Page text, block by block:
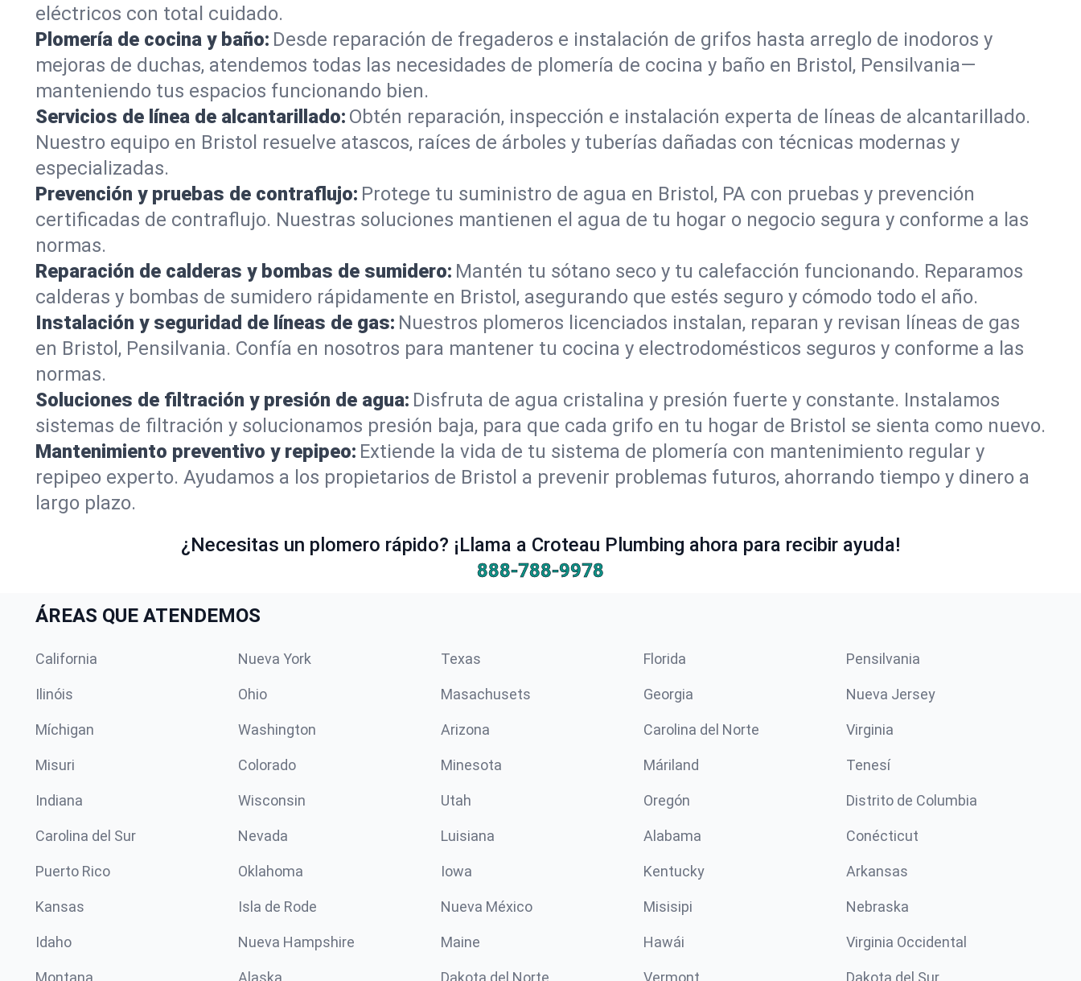
eléctricos con total cuidado.
Plomería de cocina y baño: Desde reparación de fregaderos e instalación de grifos hasta arreglo de inodoros y
mejoras de duchas, atendemos todas las necesidades de plomería de cocina y baño en Bristol, Pensilvania—
manteniendo tus espacios funcionando bien.
Servicios de línea de alcantarillado: Obtén reparación, inspección e instalación experta de líneas de alcantarillado.
Nuestro equipo en Bristol resuelve atascos, raíces de árboles y tuberías dañadas con técnicas modernas y
especializadas.
Prevención y pruebas de contraflujo: Protege tu suministro de agua en Bristol, PA con pruebas y prevención
certificadas de contraflujo. Nuestras soluciones mantienen el agua de tu hogar o negocio segura y conforme a las
normas.
Reparación de calderas y bombas de sumidero: Mantén tu sótano seco y tu calefacción funcionando. Reparamos
calderas y bombas de sumidero rápidamente en Bristol, asegurando que estés seguro y cómodo todo el año.
Instalación y seguridad de líneas de gas: Nuestros plomeros licenciados instalan, reparan y revisan líneas de gas
en Bristol, Pensilvania. Confía en nosotros para mantener tu cocina y electrodomésticos seguros y conforme a las
normas.
Soluciones de filtración y presión de agua: Disfruta de agua cristalina y presión fuerte y constante. Instalamos
sistemas de filtración y solucionamos presión baja, para que cada grifo en tu hogar de Bristol se sienta como nuevo.
Mantenimiento preventivo y repipeo: Extiende la vida de tu sistema de plomería con mantenimiento regular y
repipeo experto. Ayudamos a los propietarios de Bristol a prevenir problemas futuros, ahorrando tiempo y dinero a
largo plazo.
¿Necesitas un plomero rápido? ¡Llama a Croteau Plumbing ahora para recibir ayuda!
888-788-9978
ÁREAS QUE ATENDEMOS
California Nueva York Texas Florida Pensilvania
Ilinóis Ohio Masachusets Georgia Nueva Jersey
Míchigan Washington Arizona Carolina del Norte Virginia
Misuri Colorado Minesota Máriland Tenesí
Indiana Wisconsin Utah Oregón Distrito de Columbia
Carolina del Sur Nevada Luisiana Alabama Conécticut
Puerto Rico Oklahoma Iowa Kentucky Arkansas
Kansas Isla de Rode Nueva México Misisipi Nebraska
Idaho Nueva Hampshire Maine Hawái Virginia Occidental
Montana Alaska Dakota del Norte Vermont Dakota del Sur